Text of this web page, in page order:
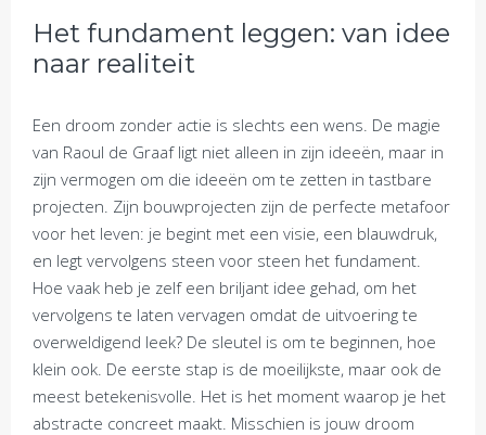
Het fundament leggen: van idee
naar realiteit
Een droom zonder actie is slechts een wens. De magie
van Raoul de Graaf ligt niet alleen in zijn ideeën, maar in
zijn vermogen om die ideeën om te zetten in tastbare
projecten. Zijn bouwprojecten zijn de perfecte metafoor
voor het leven: je begint met een visie, een blauwdruk,
en legt vervolgens steen voor steen het fundament.
Hoe vaak heb je zelf een briljant idee gehad, om het
vervolgens te laten vervagen omdat de uitvoering te
overweldigend leek? De sleutel is om te beginnen, hoe
klein ook. De eerste stap is de moeilijkste, maar ook de
meest betekenisvolle. Het is het moment waarop je het
abstracte concreet maakt. Misschien is jouw droom